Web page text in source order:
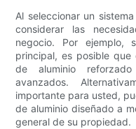
Al seleccionar un
considerar las
negocio. Por ejemplo,
principal, es posible
de aluminio
avanzados.
importante para usted,
de aluminio diseñado a
general de su propiedad.